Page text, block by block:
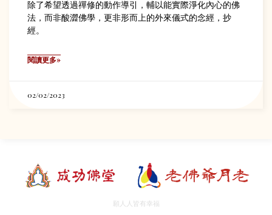
除了希望透過禪修的動作導引，輔以能實際淨化內心的佛
法，而非酸澀佛學，更非形而上的外來儀式的念經，抄
經。
閱讀更多»
02/02/2023
願人人皆有幸福